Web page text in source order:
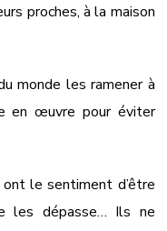
proches, à la maison
monde les ramener à
en œuvre pour éviter
le sentiment d’être
les dépasse… Ils ne